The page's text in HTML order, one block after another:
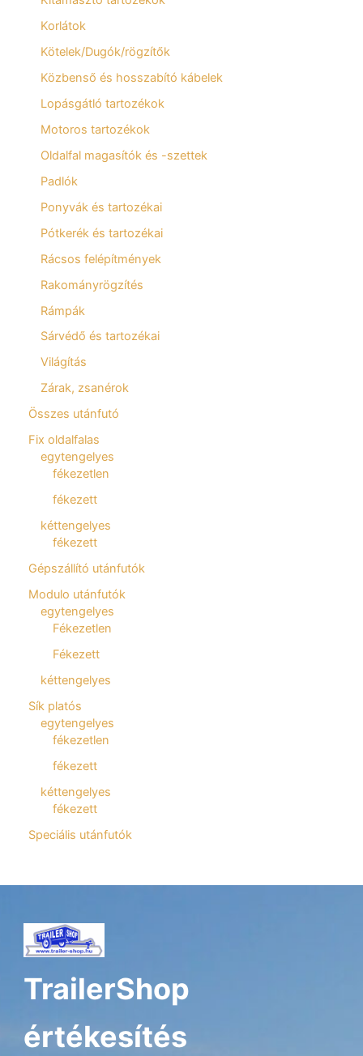
Korlátok
Kötelek/Dugók/rögzítők
Közbenső és hosszabító kábelek
Lopásgátló tartozékok
Motoros tartozékok
Oldalfal magasítók és -szettek
Padlók
Ponyvák és tartozékai
Pótkerék és tartozékai
Rácsos felépítmények
Rakományrögzítés
Rámpák
Sárvédő és tartozékai
Világítás
Zárak, zsanérok
Összes utánfutó
Fix oldalfalas
egytengelyes
fékezetlen
fékezett
kéttengelyes
fékezett
Gépszállító utánfutók
Modulo utánfutók
egytengelyes
Fékezetlen
Fékezett
kéttengelyes
Sík platós
egytengelyes
fékezetlen
fékezett
kéttengelyes
fékezett
Speciális utánfutók
TrailerShop
értékesítés